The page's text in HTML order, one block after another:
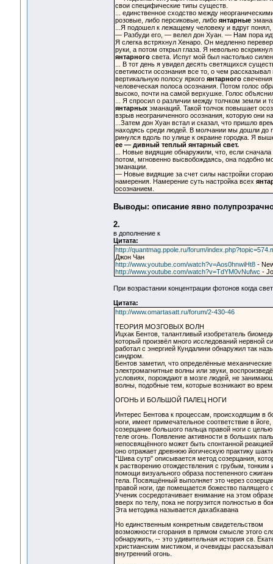
свои специфические типы существ.
... единственное сходство между
розовые, либо персиковые, либо янтарные
...Я подошел к лежащему человеку и вдруг
— Разбуди его, — велел дон Хуан. — Нам пора
Я слегка встряхнул Хенаро. Он медленно
руки, а потом открыл глаза. Я невольно
янтарногосвета. Испуг мой был настолько
... В тот день я увидел десять светящихся
светимости осознания все то, о чем
вертикальную полосу яркого янтарного
человеческая полоса осознания. Потом голос
высоко, почти на самой верхушке. Голос
... Я спросил о различии между толчком земли и
янтарныхэманаций. Такой толчок повышает
взрыв неограниченного осознания, которую они
...Затем дон Хуан встал и сказал, что пришло
находясь среди людей. В молчании мы дошли до
ринулся вдоль по улице к окраине городка. Я
ее — дивный теплый янтарный свет.
... Новые видящие обнаружили, что, если сначала
потом, мгновенно высвобождаясь, она подобно
эманации.
— Новые видящие за счет силы настройки
намерения. Намерение суть настройка всех
осознанием.
Выводы: описание явно
2.
в дополнение к
Цитата:
http://quantmag.ppole.ru/forum/
Джон Чан
http://www.youtube.com/watch?v=Aos0hnwiHt8-
http://www.youtube.com/watch?v=TdYM0vNufwc -
При возрастании концентрации фотонов когда
Цитата:
http://www.omartasatt.ru/forum/2-430-46
ТЕОРИЯ МОЗГОВЫХ ВОЛН
Ицхак Бентов, талантливый изобретатель
который произвёл много исследований нервной
работал с энергией Кундалини обнаружил так
синдром.
Бентов заметил, что определённые
электромагнитные волны или звуки,
условиях, порождают в мозге людей, не
волны, подобные тем, которые возникают во
ОГОНЬ И БОЛЬШОЙ ПАЛЕЦ НОГИ
Интерес Бентова к процессам, происходящим в
ноги, имеет примечательное соответствие в
созерцание большого пальца правой ноги с
теле огонь. Появление активности в больших
непосвящённого может быть спонтанной
оно отражает древнюю йогическую практику
"Шива сутр" описывается метод созерцания,
к растворению отождествления с грубым,
помощи визуального образа постепенного
тела. Посвящённый выполняет это через
правой ноги, где помещается божество палящего
Ученик сосредотачивает внимание на этом
вверх по телу, пока не погрузится полностью в
Эта методика называется дахабхавана
Но единственным конкретным свидетельством
возможности сгорания в прямом смысле этого
обнаружить, -- это удивительная история св.
христианским мистиком, и очевидцы
внутренний огонь.